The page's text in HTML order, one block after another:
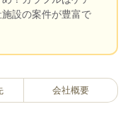
設の案件が豊富で
会社概要